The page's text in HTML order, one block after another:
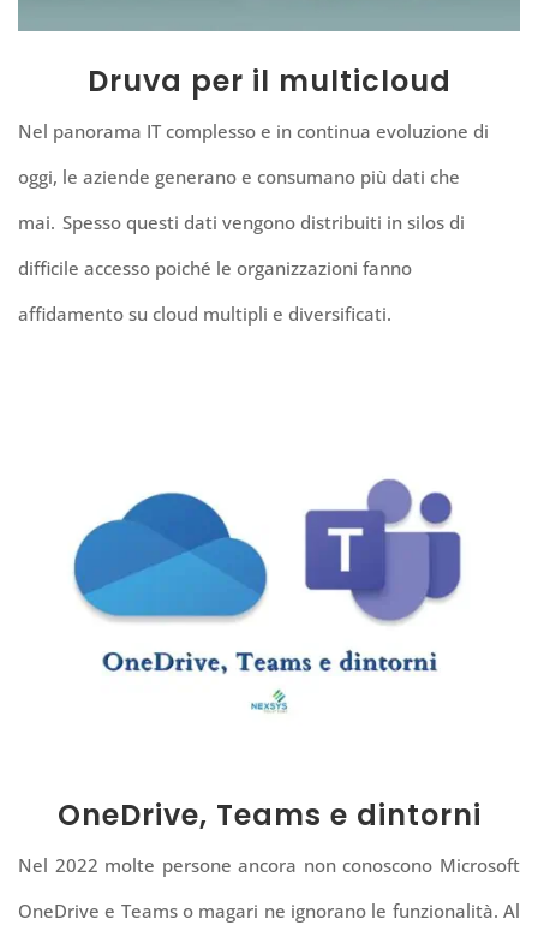
Druva per il multicloud
Nel panorama IT complesso e in continua evoluzione di
oggi, le aziende generano e consumano più dati che
mai. Spesso questi dati vengono distribuiti in silos di
difficile accesso poiché le organizzazioni fanno
affidamento su cloud multipli e diversificati.
OneDrive, Teams e dintorni
Nel 2022 molte persone ancora non conoscono Microsoft
OneDrive e Teams o magari ne ignorano le funzionalità. Al